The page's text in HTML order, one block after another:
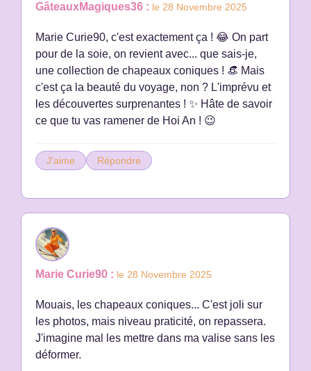
GâteauxMagiques36 : le 28 Novembre 2025
Marie Curie90, c'est exactement ça ! 😂 On part
pour de la soie, on revient avec... que sais-je,
une collection de chapeaux coniques ! 👒 Mais
c'est ça la beauté du voyage, non ? L'imprévu et
les découvertes surprenantes ! ✨ Hâte de savoir
ce que tu vas ramener de Hoi An ! 😉
J'aime Répondre
Marie Curie90 : le 28 Novembre 2025
Mouais, les chapeaux coniques... C'est joli sur
les photos, mais niveau praticité, on repassera.
J'imagine mal les mettre dans ma valise sans les
déformer.